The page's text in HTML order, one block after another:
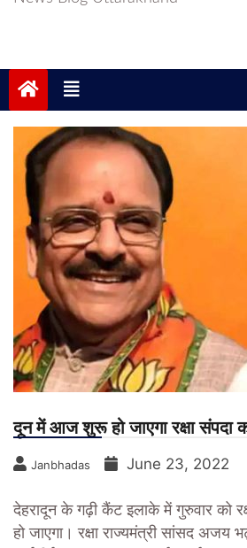
दून में आज शुरू हो जाएगा रक्षा संपदा
Janbhadas June 23, 2022
देहरादून के गढ़ी कैंट इलाके में गुरुवार को
हो जाएगा। रक्षा राज्यमंत्री सांसद अजय